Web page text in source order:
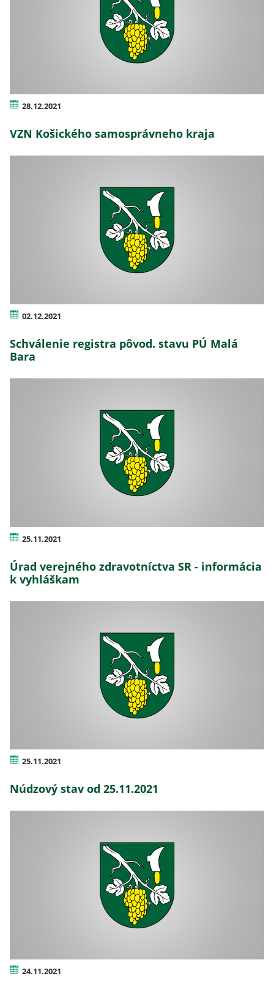
28.12.2021
VZN Košického samosprávneho kraja
02.12.2021
Schválenie registra pôvod. stavu PÚ Malá
Bara
25.11.2021
Úrad verejného zdravotníctva SR - informácia
k vyhláškam
25.11.2021
Núdzový stav od 25.11.2021
24.11.2021